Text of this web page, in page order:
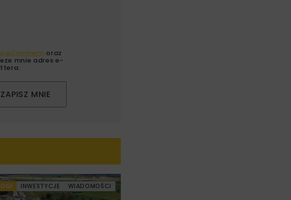
oraz
mnie adres e-
ZAPISZ MNIE
INWESTYCJE WIADOMOŚCI